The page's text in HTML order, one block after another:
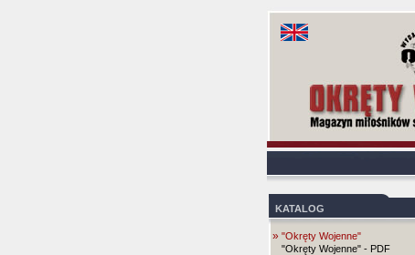
KATALOG
» "Okręty Wojenne"
"Okręty Wojenne" - PDF